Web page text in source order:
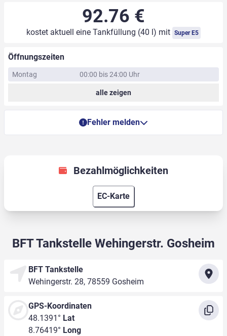
92.76 €
kostet aktuell eine Tankfüllung (40 l) mit Super E5
Öffnungszeiten
Montag 00:00 bis 24:00 Uhr
alle zeigen
Fehler melden
Bezahlmöglichkeiten
EC-Karte
BFT Tankstelle Wehingerstr. Gosheim
BFT Tankstelle
Wehingerstr. 28, 78559 Gosheim
GPS-Koordinaten
48.1391° Lat
8.76419° Long